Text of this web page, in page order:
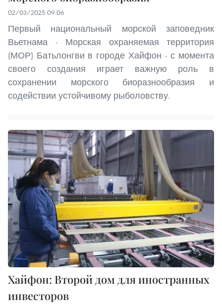
02/03/2025 09:06
Первый национальный морской заповедник
Вьетнама - Морская охраняемая территория
(МОР) Батьлонгви в городе Хайфон - с момента
своего создания играет важную роль в
сохранении морского биоразнообразия и
содействии устойчивому рыболовству.
Хайфон: Второй дом для иностранных
инвесторов